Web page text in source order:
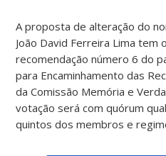
A proposta de alteração do
João David Ferreira Lima tem
recomendação número 6 do
para Encaminhamento das
da Comissão Memória e
votação será com quórum
quintos dos membros e